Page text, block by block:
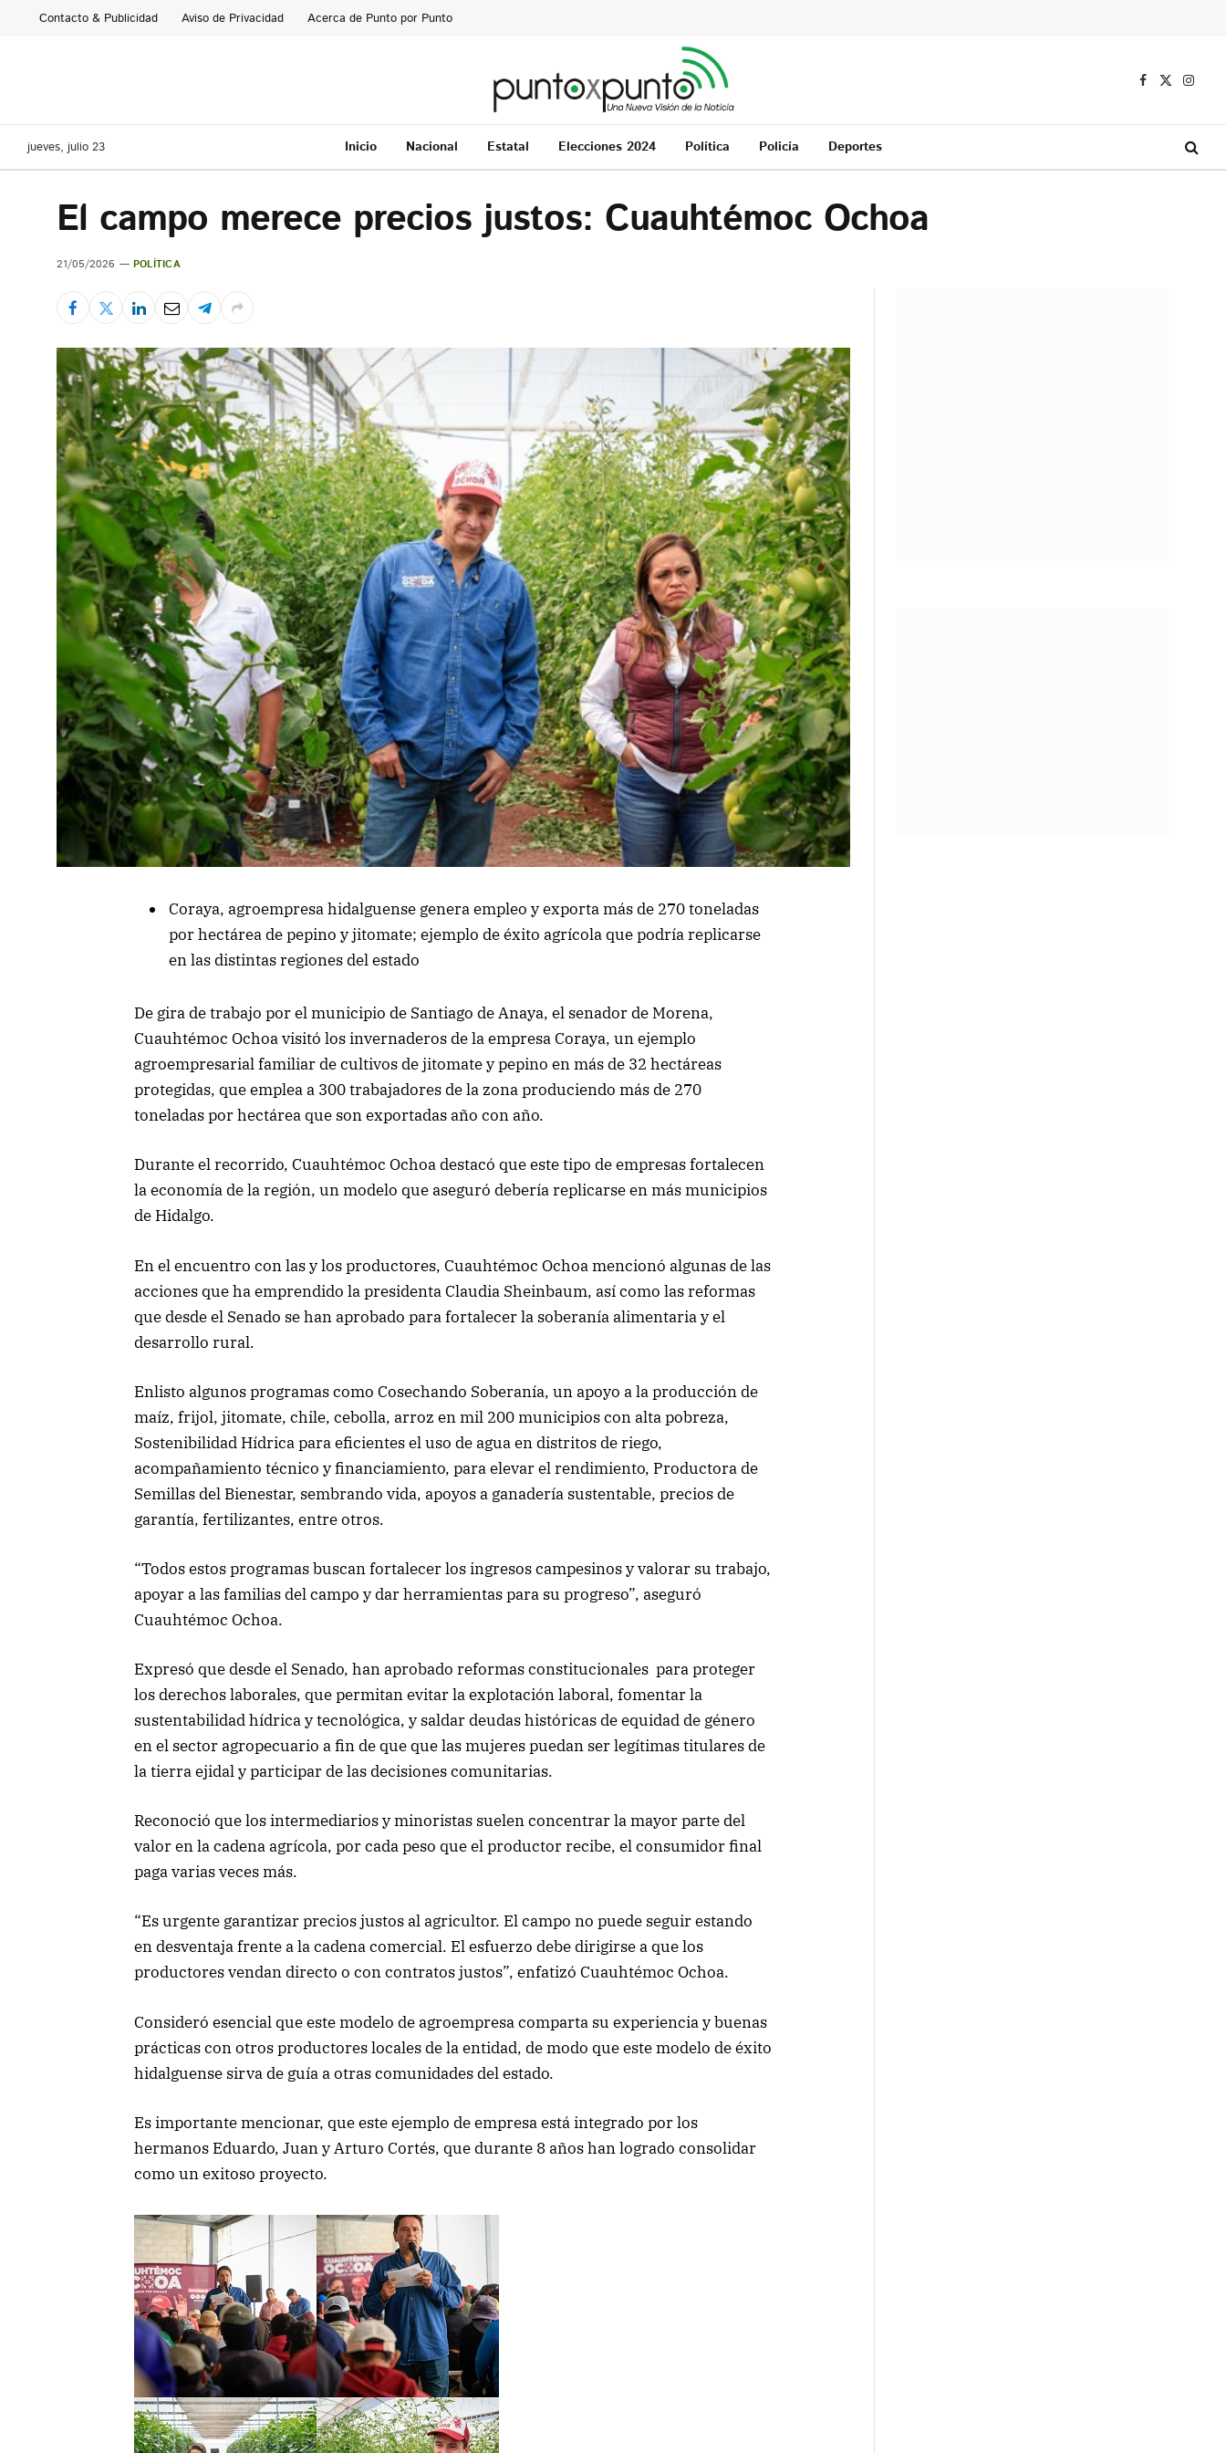
Contacto & Publicidad Aviso de Privacidad Acerca de Punto por Punto
Facebook
X
jueves, julio 23 Inicio Nacional Estatal Elecciones 2024 Política Policía Deportes
El campo merece precios justos: Cuauhtémoc Ochoa
21/05/2026 POLÍTICA
Coraya, agroempresa hidalguense genera empleo y exporta más de 270 toneladas
por hectárea de pepino y jitomate; ejemplo de éxito agrícola que podría replicarse
en las distintas regiones del estado
De gira de trabajo por el municipio de Santiago de Anaya, el senador de Morena,
Cuauhtémoc Ochoa visitó los invernaderos de la empresa Coraya, un ejemplo
agroempresarial familiar de cultivos de jitomate y pepino en más de 32 hectáreas
protegidas, que emplea a 300 trabajadores de la zona produciendo más de 270
toneladas por hectárea que son exportadas año con año.
Durante el recorrido, Cuauhtémoc Ochoa destacó que este tipo de empresas fortalecen
la economía de la región, un modelo que aseguró debería replicarse en más municipios
de Hidalgo.
En el encuentro con las y los productores, Cuauhtémoc Ochoa mencionó algunas de las
acciones que ha emprendido la presidenta Claudia Sheinbaum, así como las reformas
que desde el Senado se han aprobado para fortalecer la soberanía alimentaria y el
desarrollo rural.
Enlisto algunos programas como Cosechando Soberanía, un apoyo a la producción de
maíz, frijol, jitomate, chile, cebolla, arroz en mil 200 municipios con alta pobreza,
Sostenibilidad Hídrica para eficientes el uso de agua en distritos de riego,
acompañamiento técnico y financiamiento, para elevar el rendimiento, Productora de
Semillas del Bienestar, sembrando vida, apoyos a ganadería sustentable, precios de
garantía, fertilizantes, entre otros.
“Todos estos programas buscan fortalecer los ingresos campesinos y valorar su trabajo,
apoyar a las familias del campo y dar herramientas para su progreso”, aseguró
Cuauhtémoc Ochoa.
Expresó que desde el Senado, han aprobado reformas constitucionales para proteger
los derechos laborales, que permitan evitar la explotación laboral, fomentar la
sustentabilidad hídrica y tecnológica, y saldar deudas históricas de equidad de género
en el sector agropecuario a fin de que que las mujeres puedan ser legítimas titulares de
la tierra ejidal y participar de las decisiones comunitarias.
Reconoció que los intermediarios y minoristas suelen concentrar la mayor parte del
valor en la cadena agrícola, por cada peso que el productor recibe, el consumidor final
paga varias veces más.
“Es urgente garantizar precios justos al agricultor. El campo no puede seguir estando
en desventaja frente a la cadena comercial. El esfuerzo debe dirigirse a que los
productores vendan directo o con contratos justos”, enfatizó Cuauhtémoc Ochoa.
Consideró esencial que este modelo de agroempresa comparta su experiencia y buenas
prácticas con otros productores locales de la entidad, de modo que este modelo de éxito
hidalguense sirva de guía a otras comunidades del estado.
Es importante mencionar, que este ejemplo de empresa está integrado por los
hermanos Eduardo, Juan y Arturo Cortés, que durante 8 años han logrado consolidar
como un exitoso proyecto.